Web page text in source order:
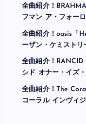
全曲紹介！
フマン ア・フォー
全曲紹介！oasis「
ーザン・ケミストリ
全曲紹介！
シド オナー・イズ
全曲紹介！The
コーラル インヴィ